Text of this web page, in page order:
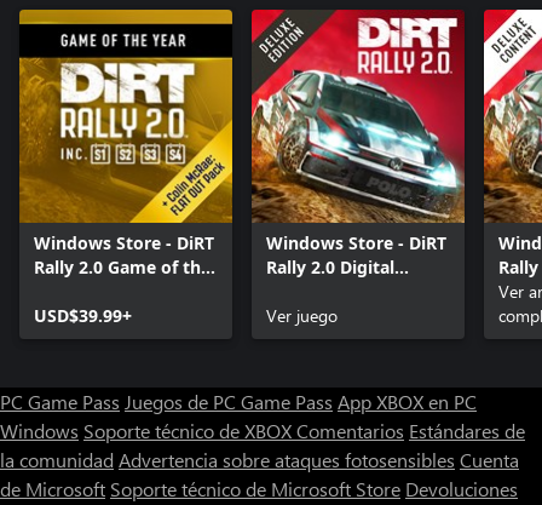
Windows Store - DiRT
Rally 2.0 Game of the
USD$39.99+
Windows Store - DiRT
Rally 2.0 Digital
Ver juego
Ver
PC Game Pass Juegos de PC Game Pass App XBOX en PC
Windows Soporte técnico de XBOXComentarios Estándares de
la comunidad Advertencia sobre ataques fotosensibles Cuenta
de Microsoft Soporte técnico de Microsoft Store Devoluciones